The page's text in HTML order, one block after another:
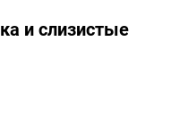
и слизистые